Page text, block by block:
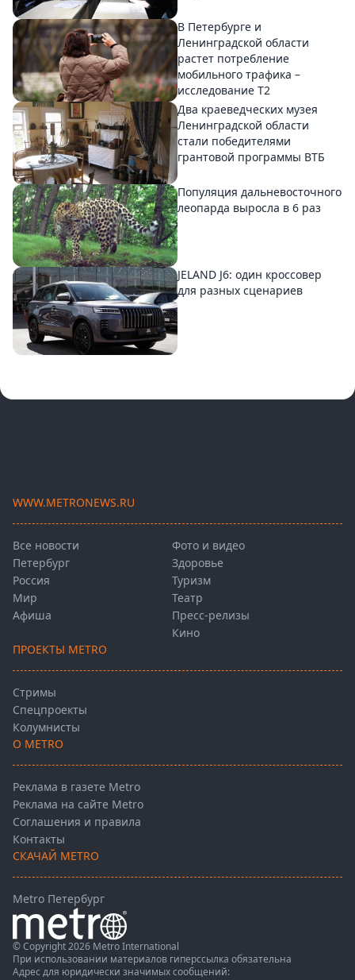
В Петербурге и
Ленинградской области
растет потребление
мобильного трафика –
исследование T2
Два краеведческих музея
Ленинградской области
стали победителями
грантовой программы ВТБ
Популяция дальневосточного
леопарда выросла в 6 раз
JELAND J6: один кроссовер
для разных сценариев
WWW.METRONEWS.RU
Все новости
Петербург
Россия
Мир
Афиша
Фото и видео
Здоровье
Туризм
Театр
Пресс-релизы
Кино
ПРОЕКТЫ METRO
Стримы
Спецпроекты
Колумнисты
О METRO
Реклама в газете Metro
Реклама на сайте Metro
Соглашения и правила
Контакты
СКАЧАЙ METRO
Metro Петербург
© Copyright 2026 Metro International
При использовании материалов гиперссылка обязательна
Адрес для юридически значимых сообщений: